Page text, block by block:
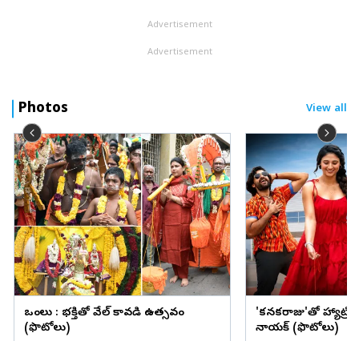
Advertisement
Advertisement
Photos View all
ఒంగోలు : భక్తితో వేల్ కావడి ఉత్సవం
(ఫొటోలు)
'కనకరాజు'తో
నాయక్ (ఫొటోలు)